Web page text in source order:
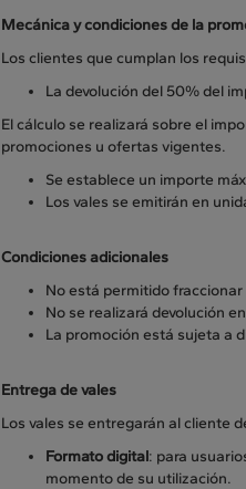
Mecánica y condiciones de la
Los clientes que cumplan los
La devolución del 50% del
El cálculo se realizará sobre el
promociones u ofertas vigentes.
Se establece un importe
Los vales se emitirán en
Condiciones adicionales
No está permitido
No se realizará devolución
La promoción está sujeta a
Entrega de vales
Los vales se entregarán al cliente
Formato digital: para
momento de su utilización.